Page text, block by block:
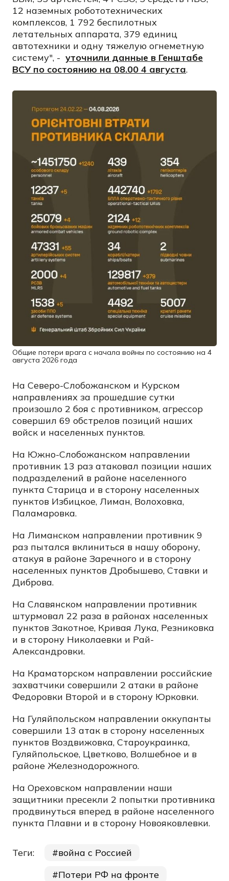
12 наземных робототехнических
комплексов, 1 792 беспилотных
летательных аппарата, 379 единиц
автотехники и одну тяжелую огнеметную
систему", - уточнили данные в Генштабе
ВСУ по состоянию на 08.00 4 августа.
Общие потери врага с начала войны по состоянию на 4
августа 2026 года
На Северо-Слобожанском и Курском
направлениях за прошедшие сутки
произошло 2 боя с противником, агрессор
совершил 69 обстрелов позиций наших
войск и населенных пунктов.
На Южно-Слобожанском направлении
противник 13 раз атаковал позиции наших
подразделений в районе населенного
пункта Старица и в сторону населенных
пунктов Избицкое, Лиман, Волоховка,
Паламаровка.
На Лиманском направлении противник 9
раз пытался вклиниться в нашу оборону,
атакуя в районе Заречного и в сторону
населенных пунктов Дробышево, Ставки и
Диброва.
На Славянском направлении противник
штурмовал 22 раза в районах населенных
пунктов Закотное, Кривая Лука, Резниковка
и в сторону Николаевки и Рай-
Александровки.
На Краматорском направлении российские
захватчики совершили 2 атаки в районе
Федоровки Второй и в сторону Юрковки.
На Гуляйпольском направлении оккупанты
совершили 13 атак в сторону населенных
пунктов Воздвижовка, Староукраинка,
Гуляйпольское, Цветково, Волшебное и в
районе Железнодорожного.
На Ореховском направлении наши
защитники пресекли 2 попытки противника
продвинуться вперед в районе населенного
пункта Плавни и в сторону Новояковлевки.
Теги:
война с Россией
Потери РФ на фронте